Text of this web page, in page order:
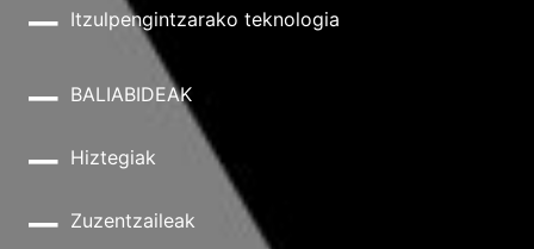
Itzulpengintzarako teknologia
BALIABIDEAK
Hiztegiak
Zuzentzaileak